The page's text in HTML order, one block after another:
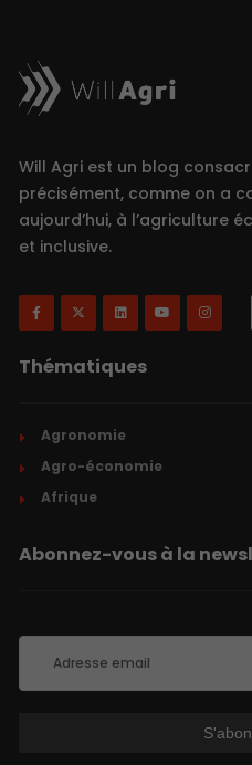
Will Agri est un blog
précisément, comme on a
aujourd’hui, à l’agriculture
et inclusive.
Thématiques
Agronomie
Agro-économie
Afrique
Abonnez-vous à la